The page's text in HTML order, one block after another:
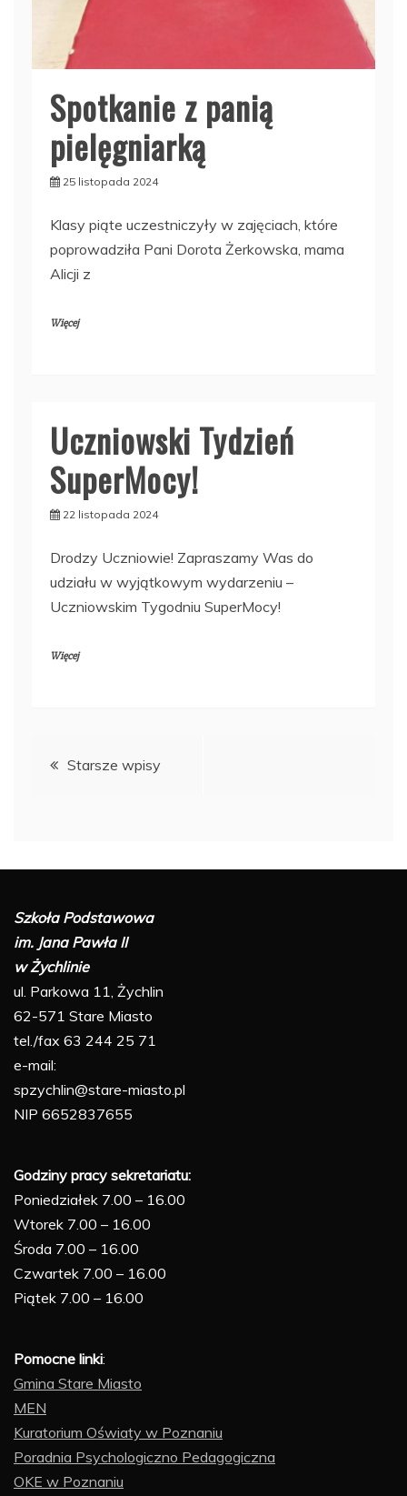
Spotkanie z panią
pielęgniarką
25 listopada 2024
Klasy piąte uczestniczyły w zajęciach, które
poprowadziła Pani Dorota Żerkowska, mama
Alicji z
Więcej
Uczniowski Tydzień
SuperMocy!
22 listopada 2024
Drodzy Uczniowie! Zapraszamy Was do
udziału w wyjątkowym wydarzeniu –
Uczniowskim Tygodniu SuperMocy!
Więcej
Nawigacja
Starsze wpisy
Szkoła Podstawowa
im. Jana Pawła II
w Żychlinie
ul. Parkowa 11, Żychlin
62-571 Stare Miasto
tel./fax 63 244 25 71
e-mail:
spzychlin@stare-miasto.pl
NIP 6652837655
Godziny pracy sekretariatu:
Poniedziałek 7.00 – 16.00
Wtorek 7.00 – 16.00
Środa 7.00 – 16.00
Czwartek 7.00 – 16.00
Piątek 7.00 – 16.00
Pomocne linki:
Gmina Stare Miasto
MEN
Kuratorium Oświaty w Poznaniu
Poradnia Psychologiczno Pedagogiczna
OKE w Poznaniu